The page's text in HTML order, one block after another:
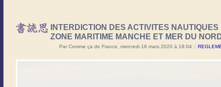
INTERDICTION DES ACTIVITES
ZONE MARITIME MANCHE ET MER DU
Par Comme ça de France, mercredi 18 mars 2020 à 18:04 ::